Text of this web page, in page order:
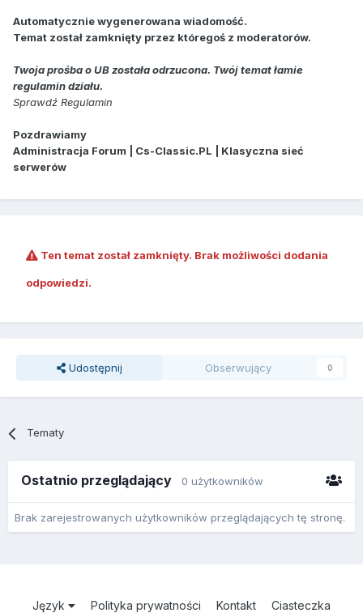
Automatycznie wygenerowana wiadomość.
Temat został zamknięty przez któregoś z moderatorów.
Twoja prośba o UB została odrzucona. Twój temat łamie
regulamin działu.
Sprawdź Regulamin
Pozdrawiamy
Administracja Forum | Cs-Classic.PL | Klasyczna sieć
serwerów
Ten temat został zamknięty. Brak możliwości dodania
odpowiedzi.
Udostępnij Obserwujący 0
Tematy
Ostatnio przeglądający 0 użytkowników
Brak zarejestrowanych użytkowników przeglądających tę stronę.
Język Polityka prywatności Kontakt Ciasteczka